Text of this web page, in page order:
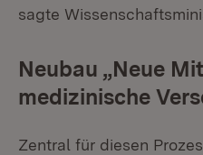
sagte
Neubau „Neue
medizinische
Zentral für diesen